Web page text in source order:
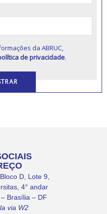
da ABRUC,
de privacidade.
D, Lote 9,
4° andar
Brasília – DF
via W2